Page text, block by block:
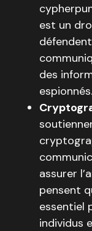
est un
des
espionnés.
assurer
pensent
essentiel
individus